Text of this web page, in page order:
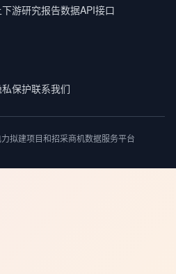
游研究报告数据API接口
私保护联系我们
拟建项目和招采商机数据服务平台